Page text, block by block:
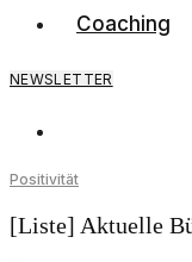
war: ist:
Coaching
NEWSLETTER
Positivität
[Liste] Aktuelle